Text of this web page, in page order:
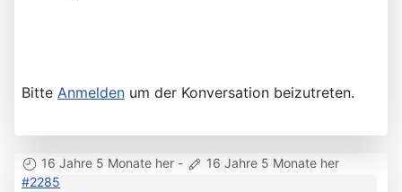
Bitte Anmelden um der Konversation beizutreten.
16 Jahre 5 Monate her -
16 Jahre 5 Monate her
#2285